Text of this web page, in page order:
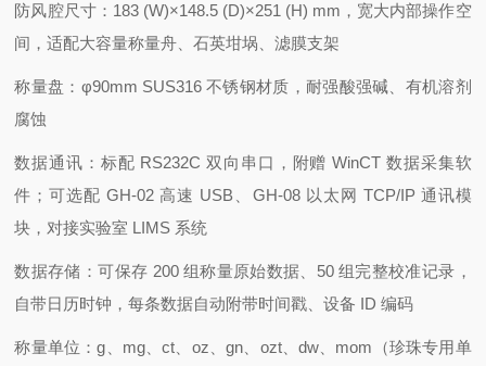
防风腔尺寸：183 (W)×148.5 (D)×251 (H) mm，宽大内部操作空
间，适配大容量称量舟、石英坩埚、滤膜支架
称量盘：φ90mm SUS316 不锈钢材质，耐强酸强碱、有机溶剂
腐蚀
数据通讯：标配 RS232C 双向串口，附赠 WinCT 数据采集软
件；可选配 GH-02 高速 USB、GH-08 以太网 TCP/IP 通讯模
块，对接实验室 LIMS 系统
数据存储：可保存 200 组称量原始数据、50 组完整校准记录，
自带日历时钟，每条数据自动附带时间戳、设备 ID 编码
称量单位：g、mg、ct、oz、gn、ozt、dw、mom（珍珠专用单